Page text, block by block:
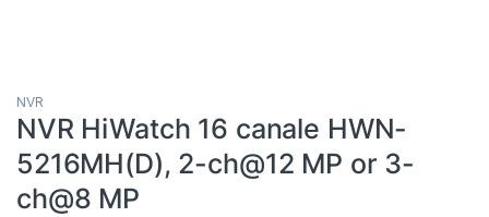
NVR
NVR HiWatch 16 canale HWN-
5216MH(D), 2-ch@12 MP or 3-
ch@8 MP